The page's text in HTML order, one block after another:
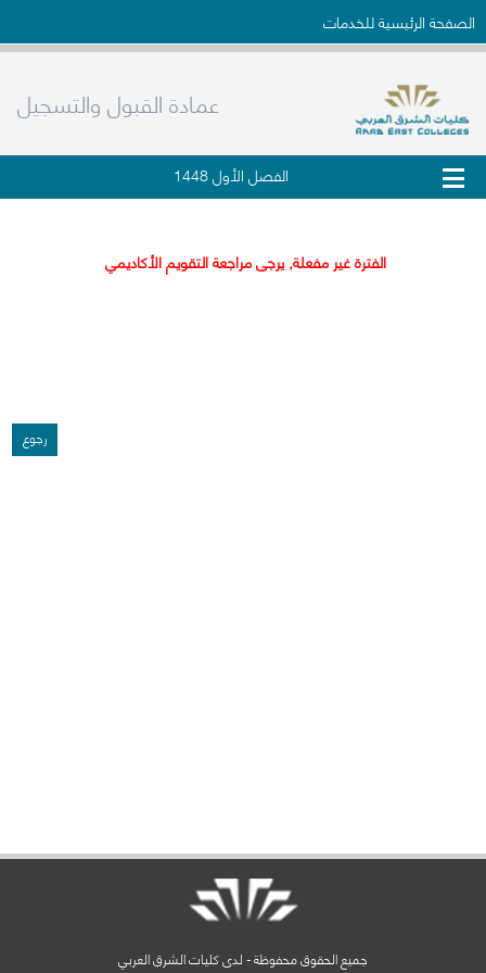
الصفحة الرئيسية للخدمات
عمادة القبول والتسجيل
الفصل الأول 1448
الفترة غير مفعلة, يرجى مراجعة التقويم الأكاديمي
رجوع
جميع الحقوق محفوظة - لدى كليات الشرق العربي